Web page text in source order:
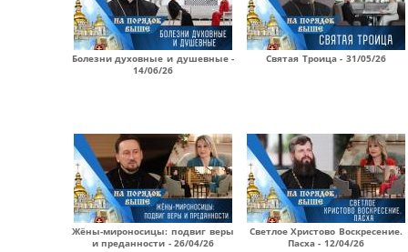
Болезни духовные и душевные -
14/06/26
Святая Троица - 31/05/26
Жёны-мироносицы: подвиг веры
и преданности - 26/04/26
Светлое Христово Воскресение.
Пасха - 12/04/26